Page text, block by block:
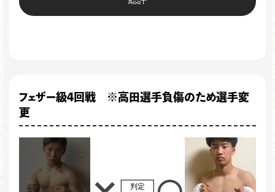
フェザー級4回戦 ※高田選手負傷のため選手変
更
判定